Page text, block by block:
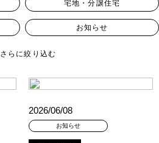
宅地・分譲住宅
お知らせ
さらに絞り込む
宅地・分譲住宅
2026/06/08
お知らせ